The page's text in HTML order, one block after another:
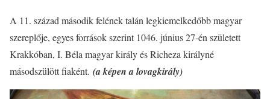
A 11. század második felének talán legkiemelkedőbb magyar
szereplője, egyes források szerint 1046. június 27-én született
Krakkóban, I. Béla magyar király és Richeza királyné
másodszülött fiaként. (a képen a lovagkirály)